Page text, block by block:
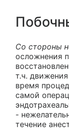
Со стороны
осложнения
т.ч.
время
самой
-
течение